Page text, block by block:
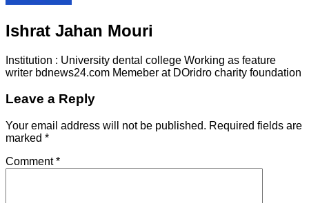
Ishrat Jahan Mouri
Institution : University dental college Working as feature
writer bdnews24.com Memeber at DOridro charity foundation
Leave a Reply
Your email address will not be published. Required fields are
marked *
Comment*